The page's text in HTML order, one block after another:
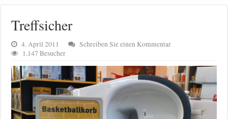
Treffsicher
4. April 2011
Schreiben Sie einen Kommentar
1,147 Besucher